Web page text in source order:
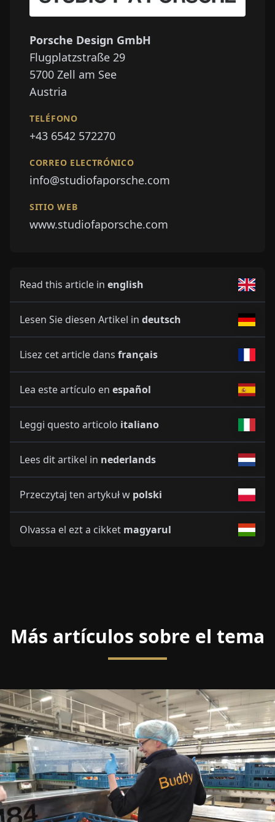
Porsche Design GmbH
Flugplatzstraße 29
5700 Zell am See
Austria
TELÉFONO
+43 6542 572270
CORREO ELECTRÓNICO
info@studiofaporsche.com
SITIO WEB
www.studiofaporsche.com
Read this article in english
Lesen Sie diesen Artikel in deutsch
Lisez cet article dans français
Lea este artículo en español
Leggi questo articolo italiano
Lees dit artikel in nederlands
Przeczytaj ten artykuł w polski
Olvassa el ezt a cikket magyarul
Más artículos sobre el tema